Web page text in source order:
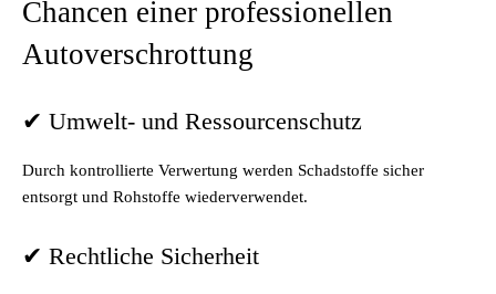
Chancen einer professionellen
Autoverschrottung
✔ Umwelt- und Ressourcenschutz
Durch kontrollierte Verwertung werden Schadstoffe sicher
entsorgt und Rohstoffe wiederverwendet.
✔ Rechtliche Sicherheit